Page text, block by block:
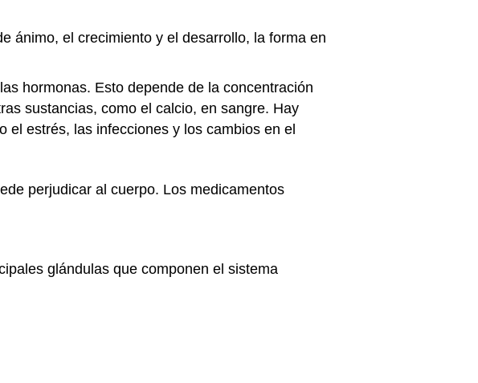
ánimo, el crecimiento y el desarrollo, la forma en
hormonas. Esto depende de la concentración
sustancias, como el calcio, en sangre. Hay
el estrés, las infecciones y los cambios en el
perjudicar al cuerpo. Los medicamentos
glándulas que componen el sistema